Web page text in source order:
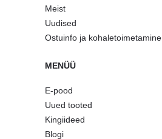
Meist
Uudised
Ostuinfo ja kohaletoimetamine
MENÜÜ
E-pood
Uued tooted
Kingiideed
Blogi